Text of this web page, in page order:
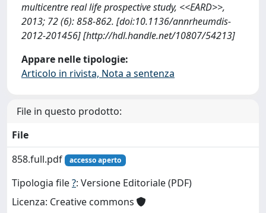
multicentre real life prospective study, <<EARD>>,
2013; 72 (6): 858-862. [doi:10.1136/annrheumdis-
2012-201456] [http://hdl.handle.net/10807/54213]
Appare nelle tipologie:
Articolo in rivista, Nota a sentenza
File in questo prodotto:
File
858.full.pdf
accesso aperto
Tipologia file?: Versione Editoriale (PDF)
Licenza: Creative commons